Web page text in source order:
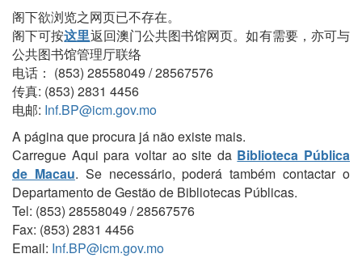
阁下欲浏览之网页已不存在。
阁下可按这里返回澳门公共图书馆网页。如有需要，亦可与
公共图书馆管理厅联络
电话： (853) 28558049 / 28567576
传真: (853) 2831 4456
电邮: Inf.BP@icm.gov.mo
A página que procura já não existe mais.
Carregue Aqui para voltar ao site da Biblioteca Pública
de Macau. Se necessário, poderá também contactar o
Departamento de Gestão de Bibliotecas Públicas.
Tel: (853) 28558049 / 28567576
Fax: (853) 2831 4456
Email: Inf.BP@icm.gov.mo